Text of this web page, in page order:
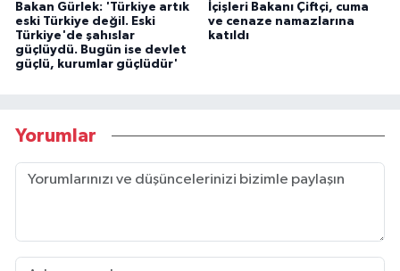
Bakan Gürlek: 'Türkiye artık
eski Türkiye değil. Eski
Türkiye'de şahıslar
güçlüydü. Bugün ise devlet
güçlü, kurumlar güçlüdür'
İçişleri Bakanı Çiftçi, cuma
ve cenaze namazlarına
katıldı
Yorumlar